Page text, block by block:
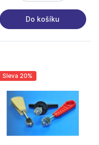
Do košíku
Sleva 20%